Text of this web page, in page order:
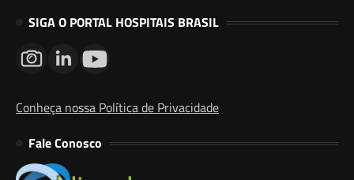
SIGA O PORTAL HOSPITAIS BRASIL
Conheça nossa Política de Privacidade
Fale Conosco